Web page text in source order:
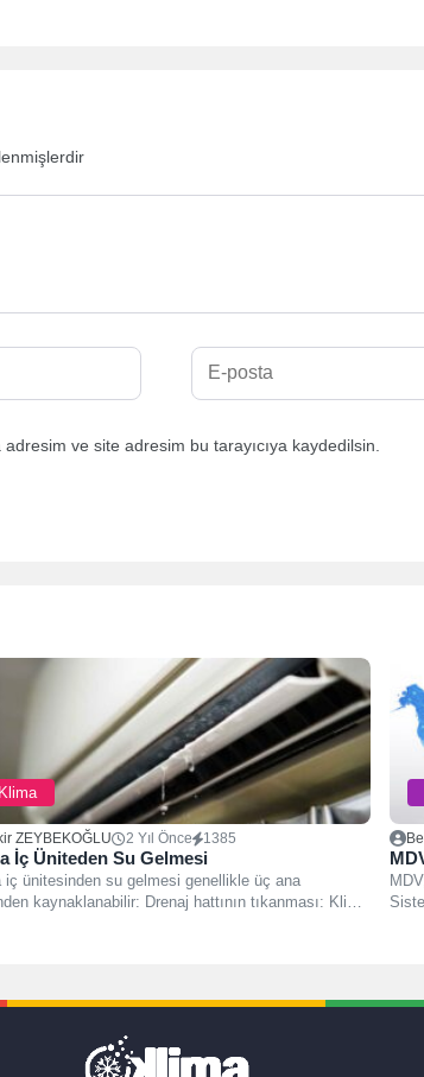
ve site adresim bu tarayıcıya kaydedilsin.
Klima
ZEYBEKOĞLU 2 Yıl Önce 1385
İç Üniteden Su Gelmesi
iç ünitesinden su gelmesi genellikle üç ana
kaynaklanabilir: Drenaj hattının tıkanması: Klima